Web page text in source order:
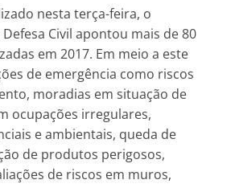
nesta terça-feira, o
Civil apontou mais de 80
em 2017. Em meio a este
de emergência como riscos
moradias em situação de
ocupações irregulares,
e ambientais, queda de
de produtos perigosos,
de riscos em muros,